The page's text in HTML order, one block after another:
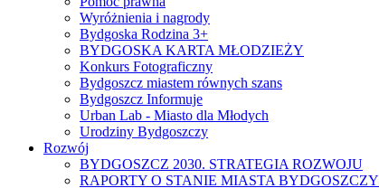
Wyróżnienia i nagrody
Bydgoska Rodzina 3+
BYDGOSKA KARTA MŁODZIEŻY
Konkurs Fotograficzny
Bydgoszcz miastem równych szans
Bydgoszcz Informuje
Urban Lab - Miasto dla Młodych
Urodziny Bydgoszczy
Rozwój
BYDGOSZCZ 2030. STRATEGIA ROZWOJU
RAPORTY O STANIE MIASTA BYDGOSZCZY